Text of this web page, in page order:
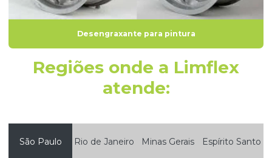
Desengraxante para pintura
Regiões onde a Limflex
atende:
São Paulo Rio de Janeiro Minas Gerais Espírito Santo